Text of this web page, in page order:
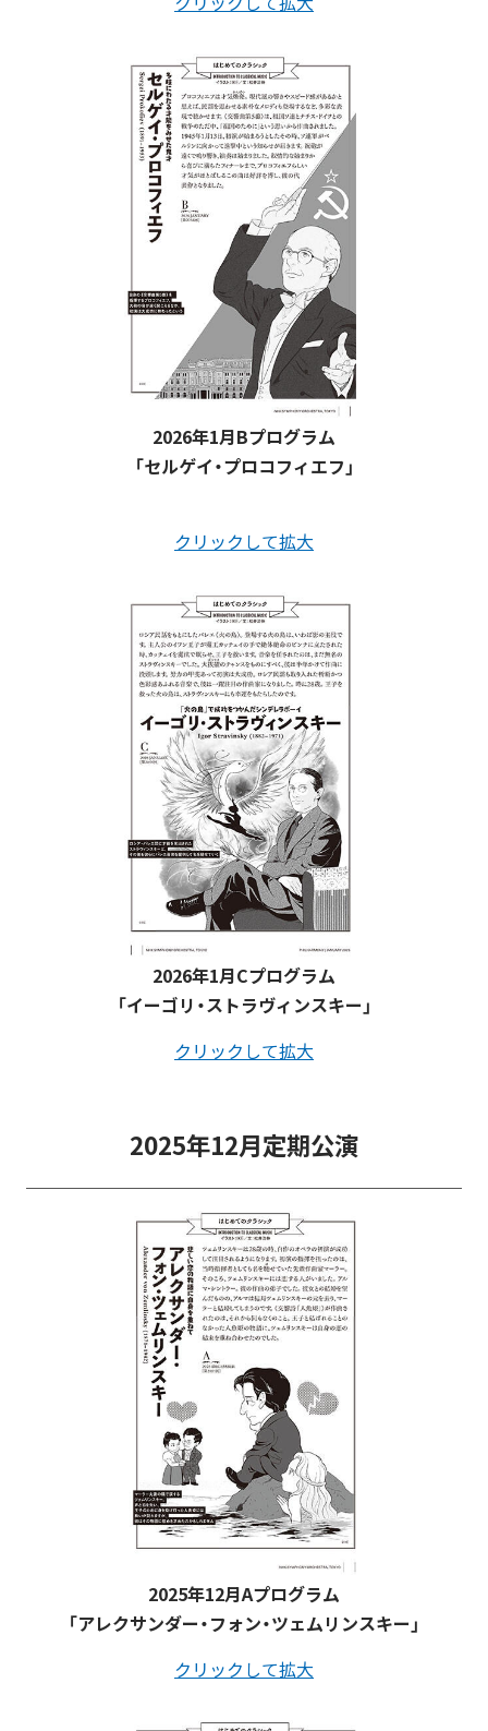
2026年1月Bプログラム
「セルゲイ・プロコフィエフ」
クリックして拡大
2026年1月Cプログラム
「イーゴリ・ストラヴィンスキー」
クリックして拡大
2025年12月定期公演
2025年12月Aプログラム
「アレクサンダー・フォン・ツェムリンスキー」
クリックして拡大